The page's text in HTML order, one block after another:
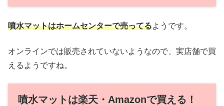
噴水マットはホームセンターで売ってるようです。
オンラインでは販売されていないようなので、実店舗で買
えるようですね。
噴水マットは楽天・Amazonで買える！